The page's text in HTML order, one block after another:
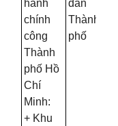
hành
chính
công
Thành
phố Hồ
Chí
Minh:
+ Khu
dân
Thành
phố